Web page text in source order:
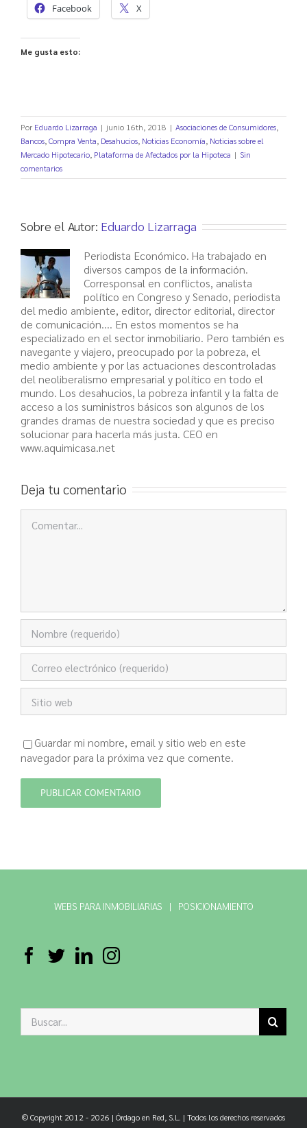
Facebook X
Me gusta esto:
Por Eduardo Lizarraga | junio 16th, 2018 | Asociaciones de Consumidores
Bancos Compra Venta Desahucios Noticias Economía Noticias sobre el
Mercado Hipotecario Plataforma de Afectados por la Hipoteca | Sin
comentarios
Sobre el Autor: Eduardo Lizarraga
Periodista Económico. Ha trabajado en
diversos campos de la información.
Corresponsal en conflictos, analista
político en Congreso y Senado, periodista
del medio ambiente, editor, director editorial, director
de comunicación.... En estos momentos se ha
especializado en el sector inmobiliario. Pero también es
navegante y viajero, preocupado por la pobreza, el
medio ambiente y por las actuaciones descontroladas
del neoliberalismo empresarial y político en todo el
mundo. Los desahucios, la pobreza infantil y la falta de
acceso a los suministros básicos son algunos de los
grandes dramas de nuestra sociedad y que es preciso
solucionar para hacerla más justa. CEO en
www.aquimicasa.net
Deja tu comentario
Guardar mi nombre, email y sitio web en este
navegador para la próxima vez que comente.
WEBS PARA INMOBILIARIAS POSICIONAMIENTO
Buscar:
© Copyright 2012 - 2026 | Órdago en Red, S.L. | Todos los derechos reservados